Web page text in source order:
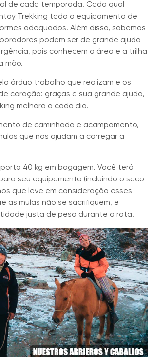
de cada temporada. Cada qual
Trekking todo o equipamento de
adequados. Além disso, sabemos
podem ser de grande ajuda
pois conhecem a área e a trilha
mão.
árduo trabalho que realizam e os
coração: graças a sua grande ajuda,
melhora a cada dia.
de caminhada e acampamento,
que nos ajudam a carregar a
40 kg em bagagem. Você terá
seu equipamento (incluindo o saco
que leve em consideração esses
as mulas não se sacrifiquem, e
justa de peso durante a rota.